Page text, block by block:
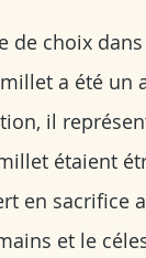
de choix
a été un
il
étaient
en sacrifice
et le